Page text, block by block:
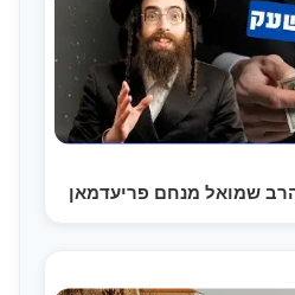
שמואל מנחם פריעדמאן